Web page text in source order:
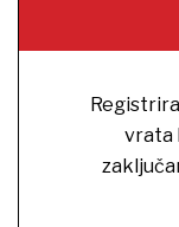
vrata